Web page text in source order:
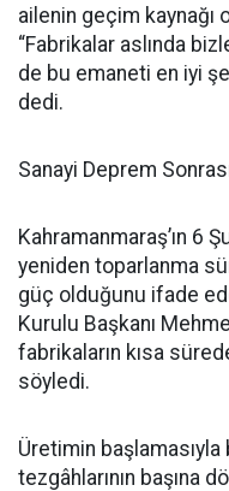
ailenin geçim
“Fabrikalar aslında
de bu emaneti en iyi
dedi.
Sanayi Deprem
Kahramanmaraş’ın 6
yeniden toparlanma
güç olduğunu ifade
Kurulu Başkanı
fabrikaların kısa
söyledi.
Üretimin başlamasıyla
tezgâhlarının başına